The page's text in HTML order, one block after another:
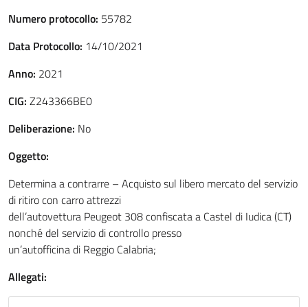
Numero protocollo: 55782
Data Protocollo: 14/10/2021
Anno: 2021
CIG: Z243366BE0
Deliberazione: No
Oggetto:
Determina a contrarre – Acquisto sul libero mercato del servizio
di ritiro con carro attrezzi
dell’autovettura Peugeot 308 confiscata a Castel di Iudica (CT)
nonché del servizio di controllo presso
un’autofficina di Reggio Calabria;
Allegati: